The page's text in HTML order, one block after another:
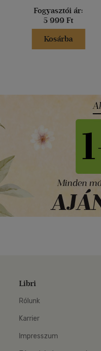
Fogyasztói ár:
5 999 Ft
Kosárba
Libri
Rólunk
Karrier
Impresszum